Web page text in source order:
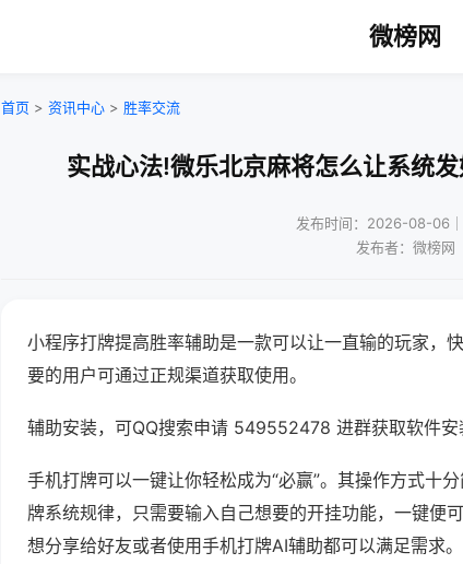
微榜网
首页 > 资讯中心 > 胜率交流
实战心法!微乐北京麻将怎么让系统
发布时间：2026-08-06
发布者：微榜网
小程序打牌提高胜率辅助是一款可以让一直输的玩家，
要的用户可通过正规渠道获取使用。
辅助安装，可QQ搜索申请 549552478 进群获取软件安
手机打牌可以一键让你轻松成为“必赢”。其操作方式十
牌系统规律，只需要输入自己想要的开挂功能，一键便
想分享给好友或者使用手机打牌AI辅助都可以满足需求。